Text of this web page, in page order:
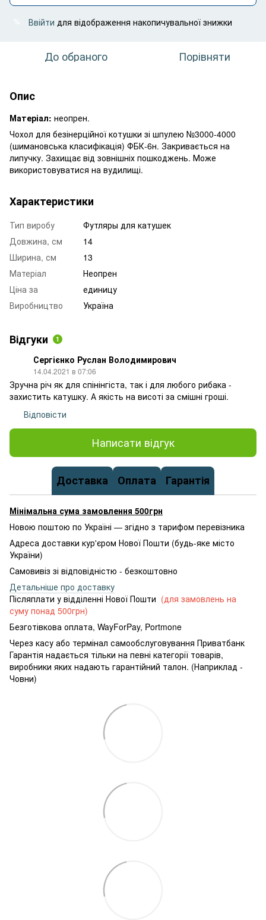
Ввійти для відображення накопичувальної знижки
До обраного Порівняти
Опис
Матеріал: неопрен.
Чохол для безінерційної котушки зі шпулею №3000-4000
(шимановська класифікація) ФБК-6н. Закривається на
липучку. Захищає від зовнішніх пошкоджень. Може
використовуватися на вудилищі.
Характеристики
Тип виробу
Футляры для катушек
Довжина, см
14
Ширина, см
13
Матеріал
Неопрен
Ціна за
единицу
Виробництво
Україна
Відгуки 1
Сергієнко Руслан Володимирович
14.04.2021 в 07:06
Зручна річ як для спінінгіста, так і для любого рибака -
захистить катушку. А якість на висоті за смішні гроші.
Відповісти
Написати відгук
Доставка Оплата Гарантія
Мінімальна сума замовлення 500грн
Новою поштою по Україні — згідно з тарифом перевізника
Адреса доставки кур'єром Нової Пошти (будь-яке місто
України)
Самовивіз зі відповідністю - безкоштовно
Детальніше про доставку
Післяплати у відділенні Нової Пошти (для замовлень на
суму понад 500грн)
Безготівкова оплата, WayForPay, Portmone
Через касу або термінал самообслуговування Приватбанк
Гарантія надається тільки на певні категорії товарів,
виробники яких надають гарантійний талон. (Наприклад -
Човни)